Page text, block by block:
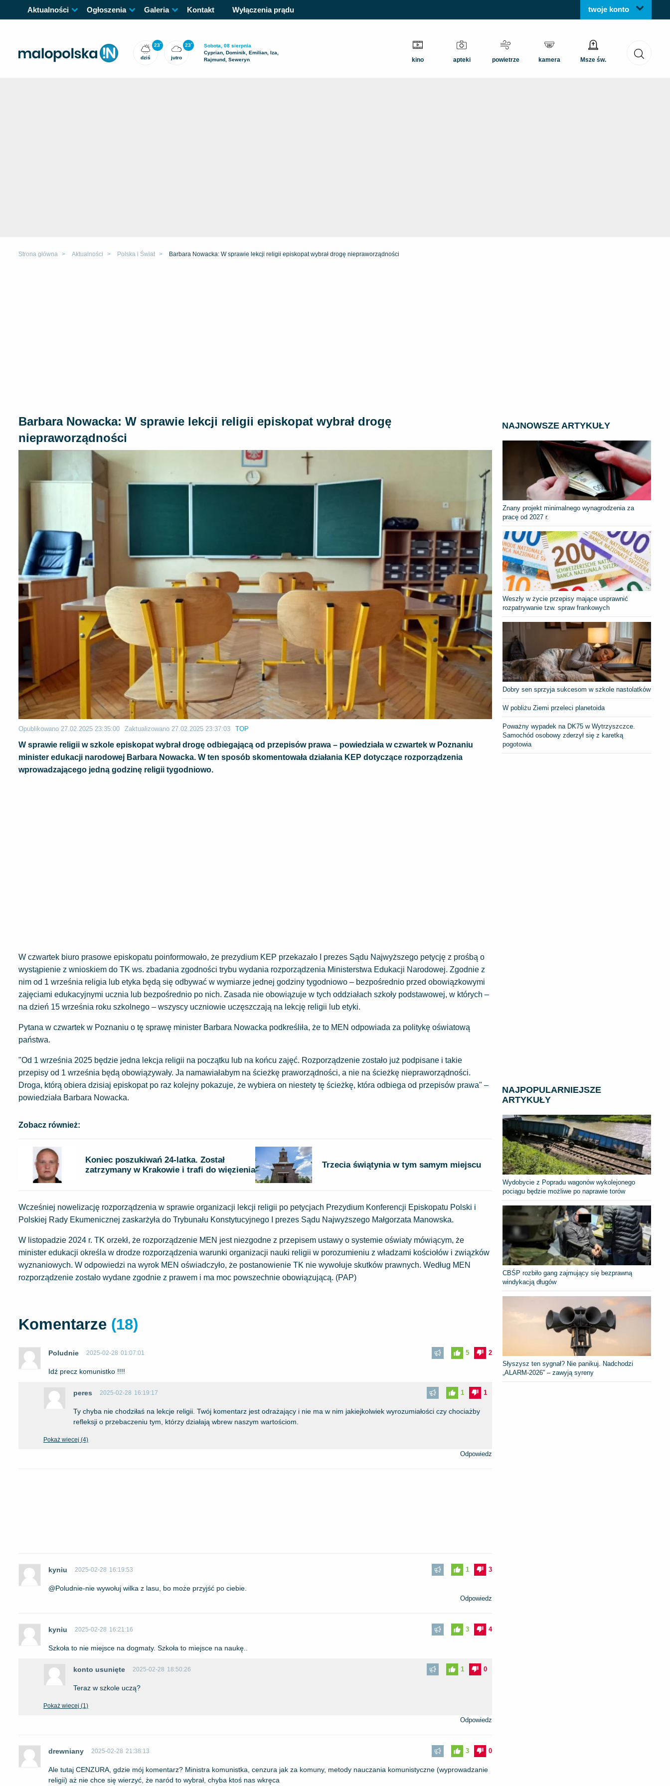
Aktualności Ogłoszenia Galeria Kontakt Wyłączenia prądu twoje konto
23°
dziś
23°
jutro
Sobota, 08 sierpnia
Cyprian, Dominik, Emilian, Iza,
Rajmund, Seweryn
kino apteki powietrze kamera Msze św.
Strona główna Aktualności Polska i Świat Barbara Nowacka: W sprawie lekcji religii episkopat wybrał drogę niepraworządności
Barbara Nowacka: W sprawie lekcji religii episkopat wybrał drogę
niepraworządności
Opublikowano 27.02.2025 23:35:00 Zaktualizowano 27.02.2025 23:37:03 TOP
W sprawie religii w szkole episkopat wybrał drogę odbiegającą od przepisów prawa – powiedziała w czwartek w Poznaniu
minister edukacji narodowej Barbara Nowacka. W ten sposób skomentowała działania KEP dotyczące rozporządzenia
wprowadzającego jedną godzinę religii tygodniowo.
W czwartek biuro prasowe episkopatu poinformowało, że prezydium KEP przekazało I prezes Sądu Najwyższego petycję z prośbą o
wystąpienie z wnioskiem do TK ws. zbadania zgodności trybu wydania rozporządzenia Ministerstwa Edukacji Narodowej. Zgodnie z
nim od 1 września religia lub etyka będą się odbywać w wymiarze jednej godziny tygodniowo – bezpośrednio przed obowiązkowymi
zajęciami edukacyjnymi ucznia lub bezpośrednio po nich. Zasada nie obowiązuje w tych oddziałach szkoły podstawowej, w których –
na dzień 15 września roku szkolnego – wszyscy uczniowie uczęszczają na lekcję religii lub etyki.
Pytana w czwartek w Poznaniu o tę sprawę minister Barbara Nowacka podkreśliła, że to MEN odpowiada za politykę oświatową
państwa.
"Od 1 września 2025 będzie jedna lekcja religii na początku lub na końcu zajęć. Rozporządzenie zostało już podpisane i takie
przepisy od 1 września będą obowiązywały. Ja namawiałabym na ścieżkę praworządności, a nie na ścieżkę niepraworządności.
Droga, którą obiera dzisiaj episkopat po raz kolejny pokazuje, że wybiera on niestety tę ścieżkę, która odbiega od przepisów prawa" –
powiedziała Barbara Nowacka.
Zobacz również:
Koniec poszukiwań 24-latka. Został
zatrzymany w Krakowie i trafi do więzienia
Trzecia świątynia w tym samym miejscu
Wcześniej nowelizację rozporządzenia w sprawie organizacji lekcji religii po petycjach Prezydium Konferencji Episkopatu Polski i
Polskiej Rady Ekumenicznej zaskarżyła do Trybunału Konstytucyjnego I prezes Sądu Najwyższego Małgorzata Manowska.
W listopadzie 2024 r. TK orzekł, że rozporządzenie MEN jest niezgodne z przepisem ustawy o systemie oświaty mówiącym, że
minister edukacji określa w drodze rozporządzenia warunki organizacji nauki religii w porozumieniu z władzami kościołów i związków
wyznaniowych. W odpowiedzi na wyrok MEN oświadczyło, że postanowienie TK nie wywołuje skutków prawnych. Według MEN
rozporządzenie zostało wydane zgodnie z prawem i ma moc powszechnie obowiązującą. (PAP)
Komentarze (18)
Poludnie 2025-02-28 01:07:01 2
5
Idź precz komunistko !!!!
peres 2025-02-28 16:19:17 1
1
Ty chyba nie chodziłaś na lekcje religii. Twój komentarz jest odrażający i nie ma w nim jakiejkolwiek wyrozumiałości czy chociażby
refleksji o przebaczeniu tym, którzy działają wbrew naszym wartościom.
Pokaż wiecej (4)
Odpowiedz
kyniu 2025-02-28 16:19:53 3
1
@Poludnie-nie wywołuj wilka z lasu, bo może przyjść po ciebie.
Odpowiedz
kyniu 2025-02-28 16:21:16 4
3
Szkoła to nie miejsce na dogmaty. Szkoła to miejsce na naukę..
konto usunięte 2025-02-28 18:50:26 0
1
Teraz w szkole uczą?
Pokaż wiecej (1)
Odpowiedz
drewniany 2025-02-28 21:38:13 0
3
Ale tutaj CENZURA, gdzie mój komentarz? Ministra komunistka, cenzura jak za komuny, metody nauczania komunistyczne (wyprowadzanie
religii) aż nie chce się wierzyć, że naród to wybrał, chyba ktoś nas wkręca
NAJNOWSZE ARTYKUŁY
Znany projekt minimalnego wynagrodzenia za
pracę od 2027 r.
Weszły w życie przepisy mające usprawnić
rozpatrywanie tzw. spraw frankowych
Dobry sen sprzyja sukcesom w szkole nastolatków
W pobliżu Ziemi przeleci planetoida
Poważny wypadek na DK75 w Wytrzyszczce.
Samochód osobowy zderzył się z karetką
pogotowia
NAJPOPULARNIEJSZE
ARTYKUŁY
Wydobycie z Popradu wagonów wykolejonego
pociągu będzie możliwe po naprawie torów
CBŚP rozbiło gang zajmujący się bezprawną
windykacją długów
Słyszysz ten sygnał? Nie panikuj. Nadchodzi
„ALARM-2026” – zawyją syreny